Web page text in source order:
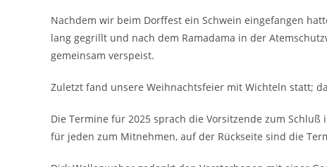
Nachdem wir beim Dorffest ein Schwein eingefangen
lang gegrillt und nach dem Ramadama in der
gemeinsam verspeist.
Zuletzt fand unsere Weihnachtsfeier mit Wichteln statt;
Die Termine für 2025 sprach die Vorsitzende zum
für jeden zum Mitnehmen, auf der Rückseite sind die